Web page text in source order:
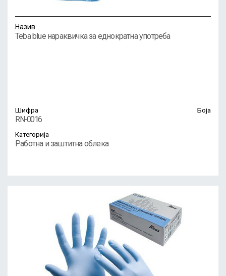
Назив
Teba blue нараквичка за еднократна употреба
Шифра
RN-0016
Боја
Категорија
Работна и заштитна облека